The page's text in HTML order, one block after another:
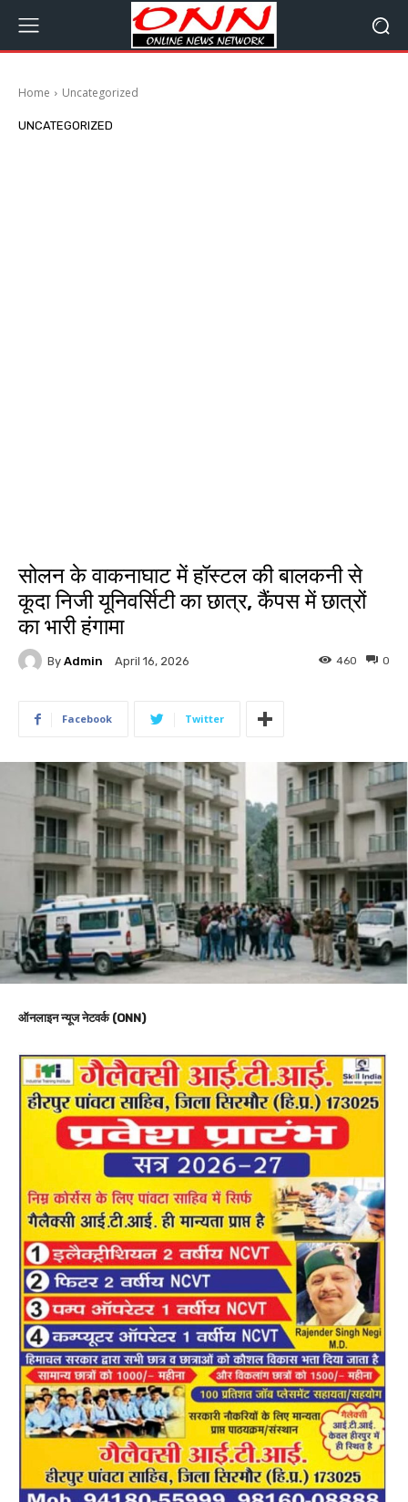
Home Uncategorized
UNCATEGORIZED
सोलन के वाकनाघाट में हॉस्टल की बालकनी से
कूदा निजी यूनिवर्सिटी का छात्र, कैंपस में छात्रों
का भारी हंगामा
By Admin April 16, 2026 0
460
Facebook Twitter
ऑनलाइन न्यूज नेटवर्क (ONN)